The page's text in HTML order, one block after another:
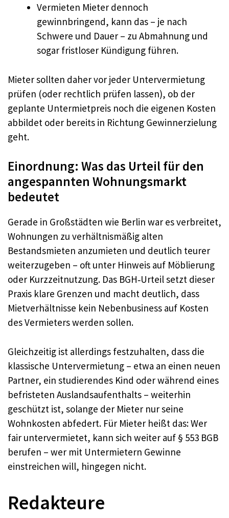
Vermieten Mieter dennoch
gewinnbringend, kann das – je nach
Schwere und Dauer – zu Abmahnung und
sogar fristloser Kündigung führen.
Mieter sollten daher vor jeder Untervermietung
prüfen (oder rechtlich prüfen lassen), ob der
geplante Untermietpreis noch die eigenen Kosten
abbildet oder bereits in Richtung Gewinnerzielung
geht.
Einordnung: Was das Urteil für den
angespannten Wohnungsmarkt
bedeutet
Gerade in Großstädten wie Berlin war es verbreitet,
Wohnungen zu verhältnismäßig alten
Bestandsmieten anzumieten und deutlich teurer
weiterzugeben – oft unter Hinweis auf Möblierung
oder Kurzzeitnutzung. Das BGH‑Urteil setzt dieser
Praxis klare Grenzen und macht deutlich, dass
Mietverhältnisse kein Nebenbusiness auf Kosten
des Vermieters werden sollen.
Gleichzeitig ist allerdings festzuhalten, dass die
klassische Untervermietung – etwa an einen neuen
Partner, ein studierendes Kind oder während eines
befristeten Auslandsaufenthalts – weiterhin
geschützt ist, solange der Mieter nur seine
Wohnkosten abfedert. Für Mieter heißt das: Wer
fair untervermietet, kann sich weiter auf § 553 BGB
berufen – wer mit Untermietern Gewinne
einstreichen will, hingegen nicht.
Redakteure